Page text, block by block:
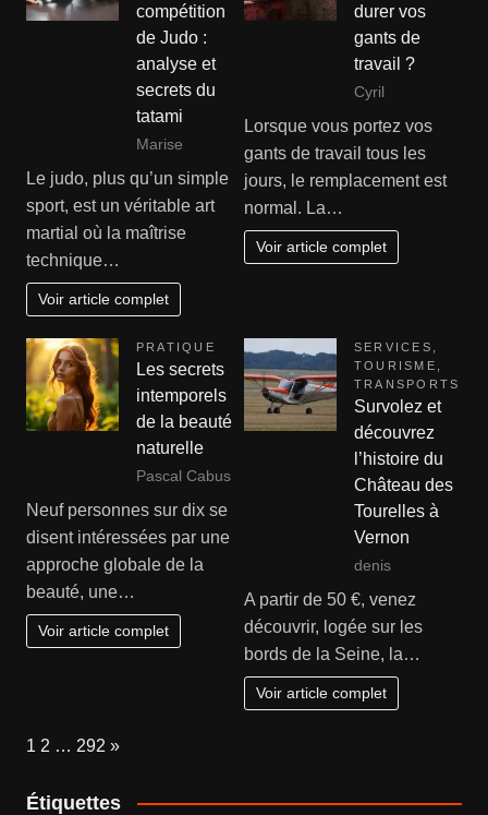
compétition
de Judo :
analyse et
secrets du
tatami
Marise
Le judo, plus qu’un simple
sport, est un véritable art
martial où la maîtrise
technique…
Voir article complet
durer vos
gants de
travail ?
Cyril
Lorsque vous portez vos
gants de travail tous les
jours, le remplacement est
normal. La…
Voir article complet
PRATIQUE
Les secrets
intemporels
de la beauté
naturelle
Pascal Cabus
Neuf personnes sur dix se
disent intéressées par une
approche globale de la
beauté, une…
Voir article complet
SERVICES
TOURISME
TRANSPORTS
Survolez et
découvrez
l’histoire du
Château des
Tourelles à
Vernon
denis
A partir de 50 €, venez
découvrir, logée sur les
bords de la Seine, la…
Voir article complet
Page:
1 2 … 292 Next
»
Étiquettes